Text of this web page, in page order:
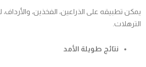
يمكن تطبيقه على الذراعين، الفخذين،
الترهلات.
نتائج طويلة الأمد